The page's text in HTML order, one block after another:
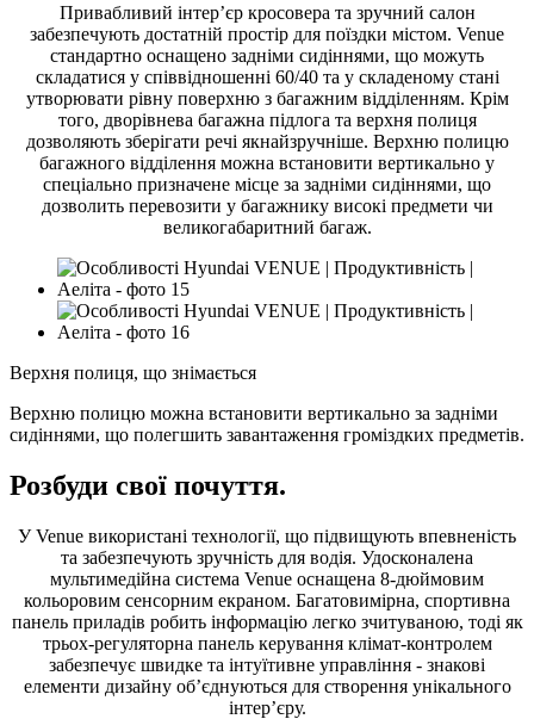
Привабливий інтер’єр кросовера та зручний салон
забезпечують достатній простір для поїздки містом. Venue
стандартно оснащено задніми сидіннями, що можуть
складатися у співвідношенні 60/40 та у складеному стані
утворювати рівну поверхню з багажним відділенням. Крім
того, дворівнева багажна підлога та верхня полиця
дозволяють зберігати речі якнайзручніше. Верхню полицю
багажного відділення можна встановити вертикально у
спеціально призначене місце за задніми сидіннями, що
дозволить перевозити у багажнику високі предмети чи
великогабаритний багаж.
Верхня полиця, що знімається
Верхню полицю можна встановити вертикально за задніми
сидіннями, що полегшить завантаження громіздких предметів.
Розбуди свої почуття.
У Venue використані технології, що підвищують впевненість
та забезпечують зручність для водія. Удосконалена
мультимедійна система Venue оснащена 8-дюймовим
кольоровим сенсорним екраном. Багатовимірна, спортивна
панель приладів робить інформацію легко зчитуваною, тоді як
трьох-регуляторна панель керування клімат-контролем
забезпечує швидке та інтуїтивне управління - знакові
елементи дизайну об’єднуються для створення унікального
інтер’єру.